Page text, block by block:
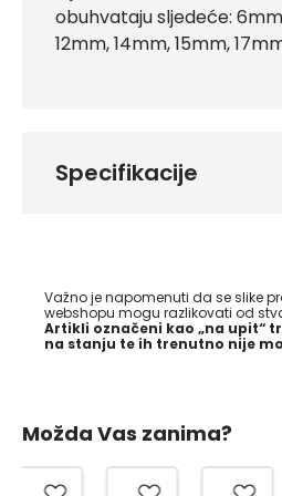
obuhvataju sljedeće:
12mm, 14mm, 15mm,
Specifikacije
Važno je napomenuti da se slike
webshopu mogu razlikovati od
Artikli označeni kao „na upit“
na stanju te ih trenutno nije
Možda Vas zanima?